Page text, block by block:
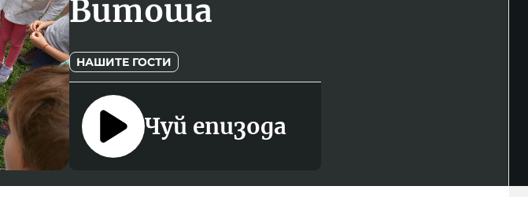
Витоша
НАШИТЕ ГОСТИ
Чуй епизода